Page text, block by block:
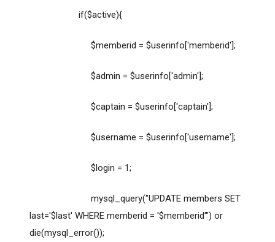
if($active){
$memberid = $userinfo['memberid'];
$admin = $userinfo['admin'];
$captain = $userinfo['captain'];
$username = $userinfo['username'];
$login = 1;
mysql_query("UPDATE members SET
last='$last' WHERE memberid = '$memberid'") or
die(mysql_error());